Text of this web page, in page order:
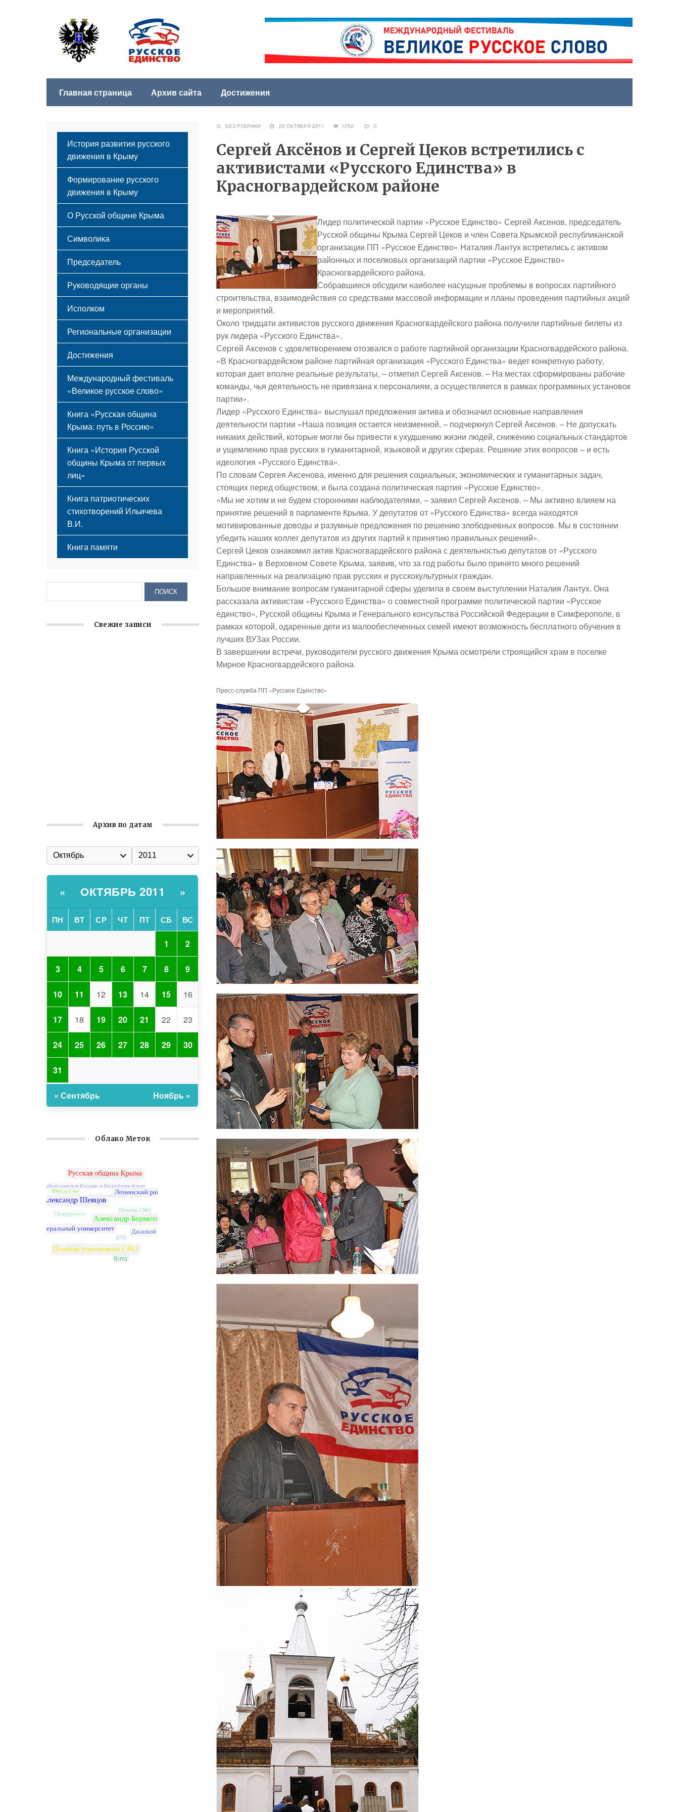
Главная страница Архив сайта Достижения
БЕЗ РУБРИКИ 25 ОКТЯБРЯ 2011 1052 0
Сергей Аксёнов и Сергей Цеков встретились с
активистами «Русского Единства» в
Красногвардейском районе
Лидер политической партии «Русское Единство» Сергей Аксенов, председатель
Русской общины Крыма Сергей Цеков и член Совета Крымской республиканской
организации ПП «Русское Единство» Наталия Лантух встретились с активом
районных и поселковых организаций партии «Русское Единство»
Красногвардейского района.
Собравшиеся обсудили наиболее насущные проблемы в вопросах партийного
строительства, взаимодействия со средствами массовой информации и планы проведения партийных акций
и мероприятий.
Около тридцати активистов русского движения Красногвардейского района получили партийные билеты из
рук лидера «Русского Единства».
Сергей Аксенов с удовлетворением отозвался о работе партийной организации Красногвардейского района.
«В Красногвардейском районе партийная организация «Русского Единства» ведет конкретную работу,
которая дает вполне реальные результаты, – отметил Сергей Аксенов. – На местах сформированы рабочие
команды, чья деятельность не привязана к персоналиям, а осуществляется в рамках программных установок
партии».
Лидер «Русского Единства» выслушал предложения актива и обозначил основные направления
деятельности партии «Наша позиция остается неизменной, – подчеркнул Сергей Аксенов. – Не допускать
никаких действий, которые могли бы привести к ухудшению жизни людей, снижению социальных стандартов
и ущемлению прав русских в гуманитарной, языковой и других сферах. Решение этих вопросов – и есть
идеология «Русского Единства».
По словам Сергея Аксенова, именно для решения социальных, экономических и гуманитарных задач,
стоящих перед обществом, и была создана политическая партия «Русское Единство».
«Мы не хотим и не будем сторонними наблюдателями, – заявил Сергей Аксенов. – Мы активно влияем на
принятие решений в парламенте Крыма. У депутатов от «Русского Единства» всегда находятся
мотивированные доводы и разумные предложения по решению злободневных вопросов. Мы в состоянии
убедить наших коллег депутатов из других партий к принятию правильных решений».
Сергей Цеков ознакомил актив Красногвардейского района с деятельностью депутатов от «Русского
Единства» в Верховном Совете Крыма, заявив, что за год работы было принято много решений
направленных на реализацию прав русских и русскокультурных граждан.
Большое внимание вопросам гуманитарной сферы уделила в своем выступлении Наталия Лантух. Она
рассказала активистам «Русского Единства» о совместной программе политической партии «Русское
единство», Русской общины Крыма и Генерального консульства Российской Федерации в Симферополе, в
рамках которой, одаренные дети из малообеспеченных семей имеют возможность бесплатного обучения в
лучших ВУЗах России.
В завершении встречи, руководители русского движения Крыма осмотрели строящийся храм в поселке
Мирное Красногвардейского района.
Пресс-служба ПП «Русское Единство»
История развития русского
движения в Крыму
Формирование русского
движения в Крыму
Русский Крым
О Русской общине Крыма
Этапы становления
Принципы деятельности
Структура
Мероприятия
Символика
Флаг
Герб
Гимн
Председатель
Руководящие органы
Исполком
Региональные организации
Достижения
Международный фестиваль
«Великое русское слово»
Книга «Русская община
Крыма: путь в Россию»
Книга «История Русской
общины Крыма от первых
лиц»
Книга патриотических
стихотворений Ильичева
В.И.
Книга памяти
Свежие записи
Архив по датам
« ОКТЯБРЬ 2011 »
ПН ВТ СР ЧТ ПТ СБ ВС
1 2
3 4 5 6 7 8 9
10 11 12 13 14 15 16
17 18 19 20 21 22 23
24 25 26 27 28 29 30
31
« Сентябрь Ноябрь »
Облако Меток